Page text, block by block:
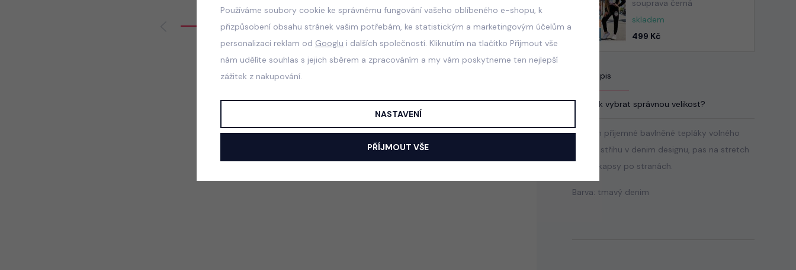
souprava černá
skladem
499 Kč
Popis
Jak vybrat správnou velikost?
Stretch příjemné bavlněné tepláky volného
lounge střihu v denim designu, pas na stretch
gumu, kapsy po stranách.
Barva: tmavý denim
Používáme soubory cookie ke správnému fungování vašeho oblíbeného e-shopu, k
přizpůsobení obsahu stránek vašim potřebám, ke statistickým a marketingovým účelům a
personalizaci reklam od Googlu i dalších společností. Kliknutím na tlačítko Přijmout vše
nám udělíte souhlas s jejich sběrem a zpracováním a my vám poskytneme ten nejlepší
zážitek z nakupování.
NASTAVENÍ
PŘÍJMOUT VŠE